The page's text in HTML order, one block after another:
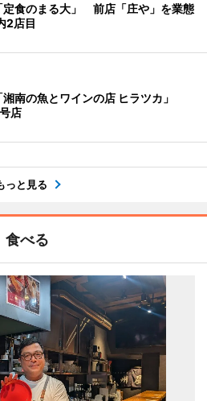
定食のまる大」 前店「庄や」を業態
2店目
湘南の魚とワインの店 ヒラツカ」
店
っと見る
食べる